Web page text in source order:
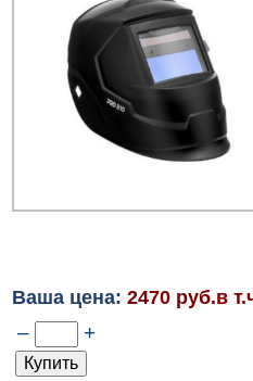
Ваша цена: 2470 руб.в
– +